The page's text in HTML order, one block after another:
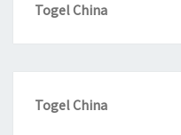
Togel China
Togel China